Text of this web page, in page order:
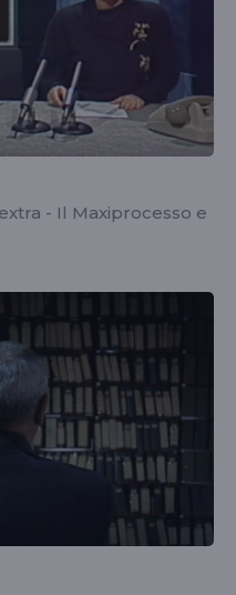
- Il Maxiprocesso e